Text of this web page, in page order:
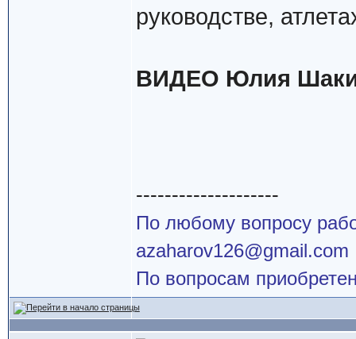
руководстве,
ВИДЕО Юлия
--------------------
По любому вопросу
azaharov126@gmail.com
По вопросам